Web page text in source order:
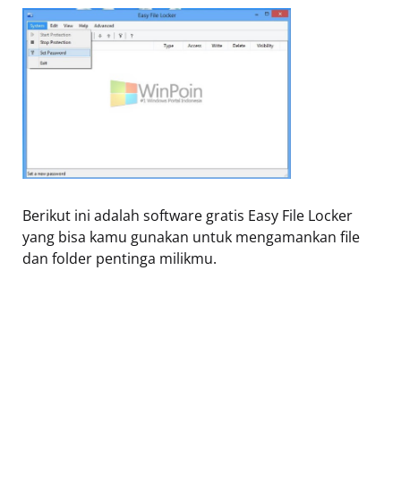
Berikut ini adalah software gratis Easy File Locker
yang bisa kamu gunakan untuk mengamankan file
dan folder pentinga milikmu.